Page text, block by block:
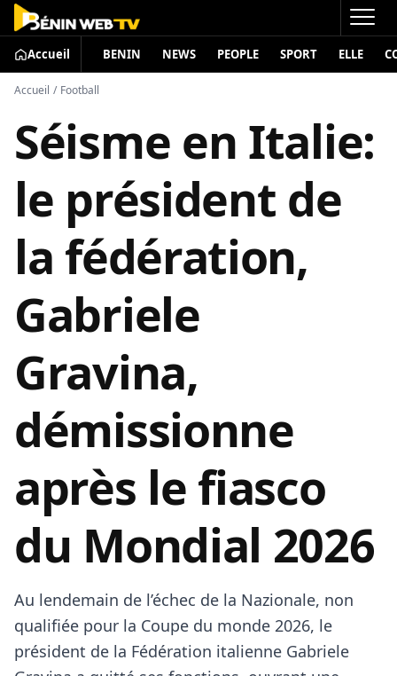
Accueil BENIN NEWS PEOPLE SPORT ELLE
Accueil / Football
Séisme en Italie:
le président de
la fédération,
Gabriele
Gravina,
démissionne
après le fiasco
du Mondial 2026
Au lendemain de l’échec de la Nazionale, non
qualifiée pour la Coupe du monde 2026, le
président de la Fédération italienne Gabriele